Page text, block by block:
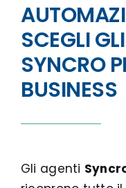
SCEGLI
SYNCRO
BUSINESS
Gli agenti